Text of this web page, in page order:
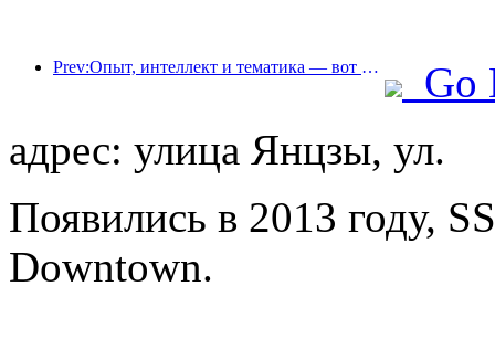
Prev:Опыт, интеллект и тематика — вот решения для отелей новой эпохи
Go
адрес: улица Янцзы, ул.
Появились в 2013 году,
Downtown.